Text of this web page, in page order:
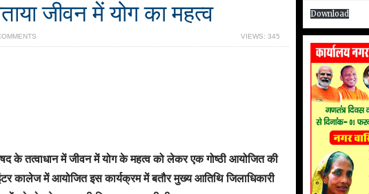
जीवन में योग का महत्व
VIEWS: 345
के तत्वाधान में जीवन में योग के महत्व को लेकर एक गोष्ठी आयोजित की
कालेज में आयोजित इस कार्यक्रम में बतौर मुख्य आतिथि जिलाधिकारी
Download